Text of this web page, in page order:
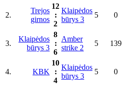
2.
Trejos
girnos
12
:
2
Klaipėdos
būrys 3
5 0
3.
Klaipėdos
būrys 3
8
:
6
Amber
strike 2
5 139
4. KBK
10
:
4
Klaipėdos
būrys 3
5 0